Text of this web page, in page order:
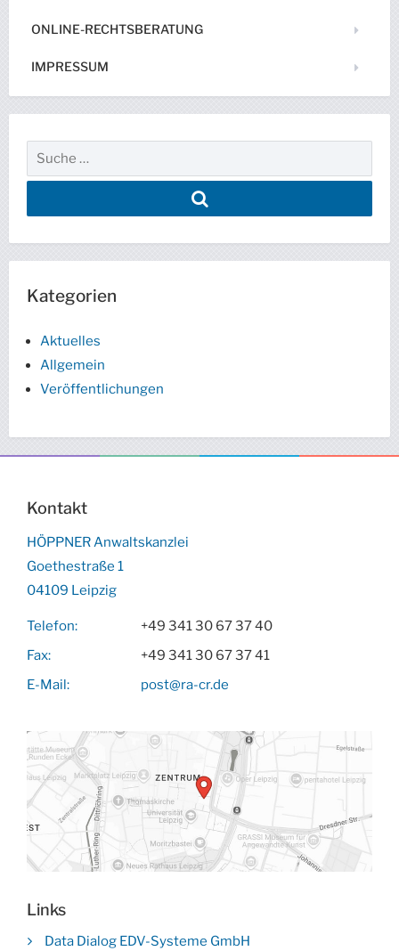
ONLINE-RECHTSBERATUNG
IMPRESSUM
Kategorien
Aktuelles
Allgemein
Veröffentlichungen
Kontakt
HÖPPNER Anwaltskanzlei
Goethestraße 1
04109 Leipzig
Telefon:
+49 341 30 67 37 40
Fax:
+49 341 30 67 37 41
E-Mail:
post@ra-cr.de
Links
Data Dialog EDV-Systeme GmbH